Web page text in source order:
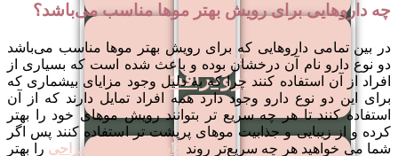
کاشت مو روش
میکروگرافت
روش
FUE
کاشت
چه داروهایی برای رویش بهتر موها مناسب می‌باشد؟
در بین تمامی داروهایی که برای رویش بهتر موها مناسب می‌باشد
دو نوع دارو نام آن درخشان بوده و باعث شده است که بسیاری از
افراد از آن استفاده کنند چرا که به دلیل وجود مزایای بیشماری که
برای این دو نوع دارو وجود دارد همه افراد تمایل دارند که از آن
استفاده کنند تا هر چه سریع تر بتوانند رویش موهای خود را بهتر
کرده و از زیبایی و جذابیت موهای پرپشت تر استفاده کنند پس اگر
شما می خواهید هر چه سریع‌تر روند کاشت مو بدون جراحی را بهتر